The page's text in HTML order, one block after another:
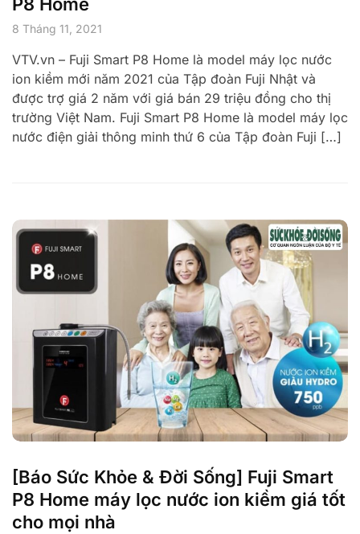
P8 Home
8 Tháng 11, 2021
VTV.vn – Fuji Smart P8 Home là model máy lọc nước
ion kiềm mới năm 2021 của Tập đoàn Fuji Nhật và
được trợ giá 2 năm với giá bán 29 triệu đồng cho thị
trường Việt Nam. Fuji Smart P8 Home là model máy lọc
nước điện giải thông minh thứ 6 của Tập đoàn Fuji […]
[Báo Sức Khỏe & Đời Sống] Fuji Smart
P8 Home máy lọc nước ion kiềm giá tốt
cho mọi nhà